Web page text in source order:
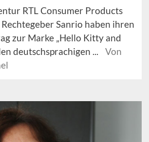
RTL Consumer Products
Rechtegeber Sanrio haben ihren
zur Marke „Hello Kitty and
deutschsprachigen ...
Von